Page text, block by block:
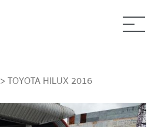
> TOYOTA HILUX 2016